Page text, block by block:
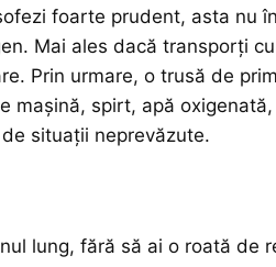
foarte prudent, asta nu
Mai ales dacă transporți
Prin urmare, o trusă de
mașină, spirt, apă
situații neprevăzute.
lung, fără să ai o roată de